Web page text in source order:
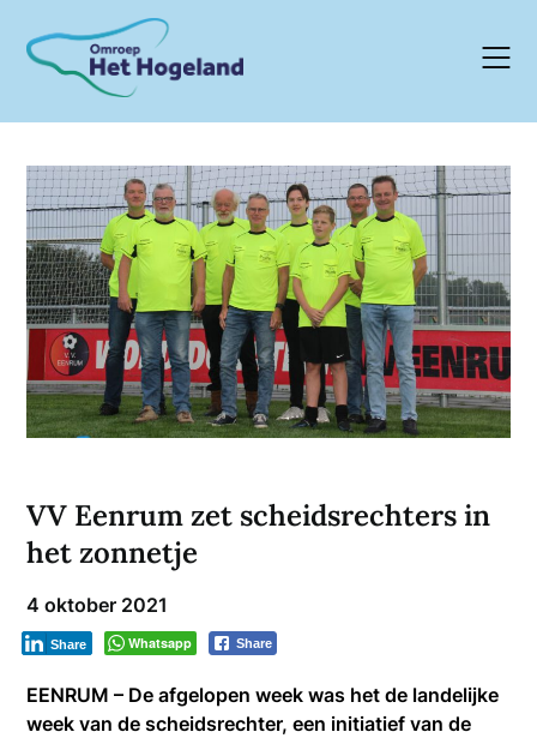
content
VV Eenrum zet scheidsrechters in
het zonnetje
4 oktober 2021
Whatsapp Share
Share
EENRUM – De afgelopen week was het de landelijke
week van de scheidsrechter, een initiatief van de